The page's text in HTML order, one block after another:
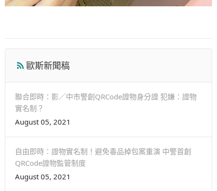
歐斯新聞稿
聯合即時：影／中市警創QRCode證物身分證 犯嫌：證物
實名制？
August 05, 2021
自由即時：證物實名制！避免毒品掉包案重演 中警首創
QRCode證物監管制度
August 05, 2021